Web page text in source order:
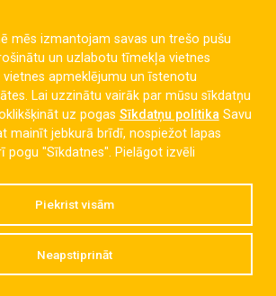
iela 6, Liepāja, LV-3405
dzintaravsk@liepaja.edu.lv
+371 634 427 10
mēs izmantojam savas un trešo pušu
un uzlabotu tīmekļa vietnes
apmeklējumu un īstenotu
Lai uzzinātu vairāk par mūsu sīkdatņu
uz pogas Sīkdatņu politikaSavu
mainīt jebkurā brīdī, nospiežot lapas
pogu "Sīkdatnes". Pielāgot izvēli
Piekrist visām
Neapstiprināt